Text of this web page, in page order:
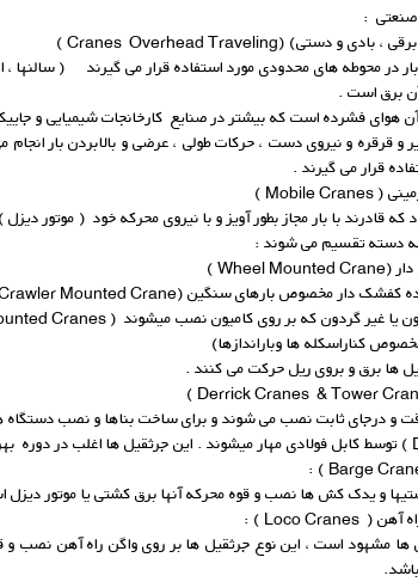
:
در محوطه های محدودی مورد استفاده قرار می گیرند ( سالنها ،
برق است .
هوای فشرده است که بیشتر در صنایع کارخانجات شیمیایی و
قرقره و نیروی دست ، حرکات طولی ، عرضی و بالابردن بار انجام
قرار می گیرند .
قادرند با بار مجاز بطور آویز و با نیروی محرکه خود ( موتور
دسته تقسیم می شوند :
ها برق و بروی ریل حرکت می کنند .
و درجای ثابت نصب می شوند و برای ساخت بناها و نصب دستگاه
و یدک کش ها نصب و قوه محرکه آنها برق کشتی یا موتور
ها مشهود است ، این نوع جرثقیل ها بر روی واگن راه آهن